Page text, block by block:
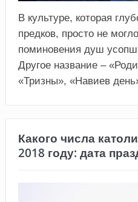
В культуре, которая
предков, просто не
поминовения душ
Другое название –
«Тризны», «Навиев
Какого числа
2018 году: дата